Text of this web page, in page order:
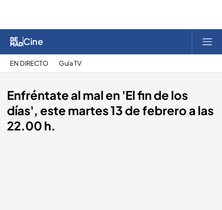
Cine
EN DIRECTO Guía TV
Enfréntate al mal en 'El fin de los
días', este martes 13 de febrero a las
22.00 h.